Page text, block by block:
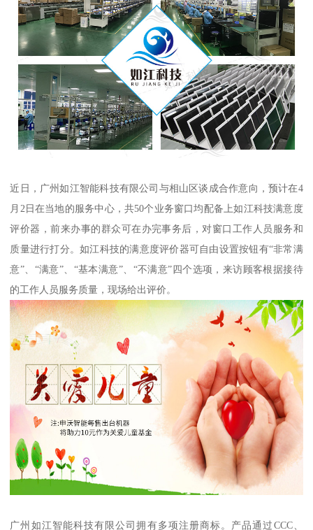
近日，广州如江智能科技有限公司与相山区谈成合作意向，预计在4
月2日在当地的服务中心，共50个业务窗口均配备上如江科技满意度
评价器，前来办事的群众可在办完事务后，对窗口工作人员服务和
质量进行打分。如江科技的满意度评价器可自由设置按钮有“非常满
意”、“满意”、“基本满意”、“不满意”四个选项，来访顾客根据接待
的工作人员服务质量，现场给出评价。
广州如江智能科技有限公司拥有多项注册商标。产品通过CCC、